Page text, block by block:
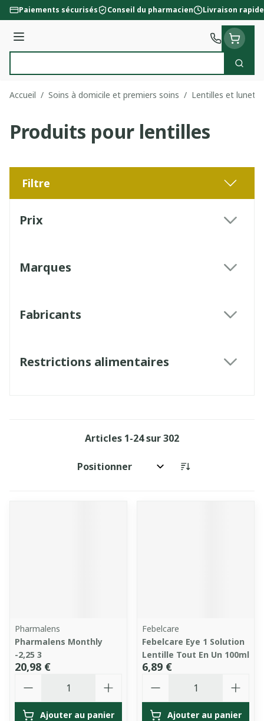
Aller au contenu
Paiements sécurisés Conseil du pharmacien Livraison rapide
Menu
Accueil / Soins à domicile et premiers soins / Lentilles et
Produits pour lentilles
Filtre
Prix
Marques
Fabricants
Restrictions alimentaires
Articles 1-24sur302
Trier par:
Pharmalens
Pharmalens Monthly
-2,25 3
20,98 €
Ajouter au panier
Febelcare
Febelcare Eye 1 Solution
Lentille Tout En Un 100ml
6,89 €
Ajouter au panier